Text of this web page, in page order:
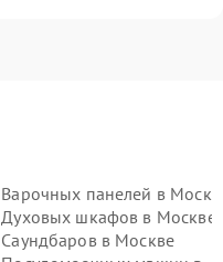
Варочных панелей в
Духовых шкафов в Москве
Саундбаров в Москве